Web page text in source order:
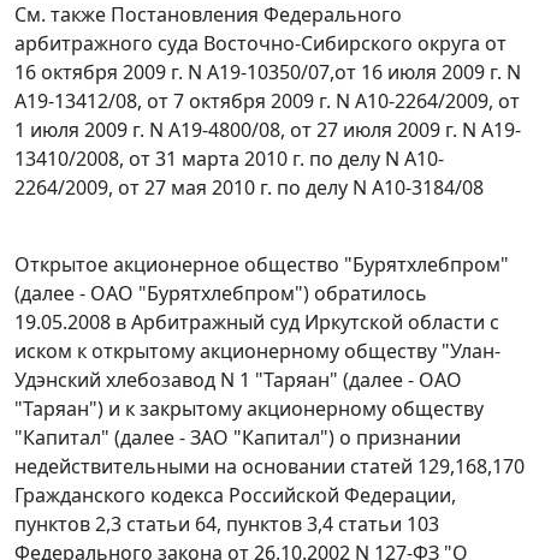
См. также Постановления Федерального
арбитражного суда Восточно-Сибирского округа от
16 октября 2009 г. N А19-10350/07,от 16 июля 2009 г. N
А19-13412/08, от 7 октября 2009 г. N А10-2264/2009, от
1 июля 2009 г. N А19-4800/08, от 27 июля 2009 г. N А19-
13410/2008, от 31 марта 2010 г. по делу N А10-
2264/2009, от 27 мая 2010 г. по делу N А10-3184/08
Открытое акционерное общество "Бурятхлебпром"
(далее - ОАО "Бурятхлебпром") обратилось
19.05.2008 в Арбитражный суд Иркутской области с
иском к открытому акционерному обществу "Улан-
Удэнский хлебозавод N 1 "Таряан" (далее - ОАО
"Таряан") и к закрытому акционерному обществу
"Капитал" (далее - ЗАО "Капитал") о признании
недействительными на основании статей 129,168,170
Гражданского кодекса Российской Федерации,
пунктов 2,3 статьи 64, пунктов 3,4 статьи 103
Федерального закона от 26.10.2002 N 127-ФЗ "О